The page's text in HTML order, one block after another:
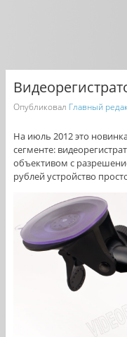
Опубликовал Главный
На июль 2012 это
сегменте:
объективом с
рублей устройство